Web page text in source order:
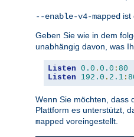
--enable-v4-mapped ist
Geben Sie wie in dem
unabhängig davon, was
Listen 0.0 . 0.0 : 80
Listen
192.0 . 2.1 :
Wenn Sie möchten, dass
Plattform es unterstützt,
mapped voreingestellt.